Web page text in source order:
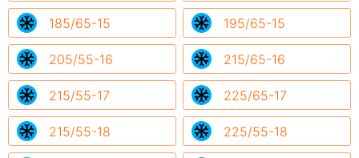
185/65-15 195/65-15
205/55-16 215/65-16
215/55-17 225/65-17
215/55-18 225/55-18